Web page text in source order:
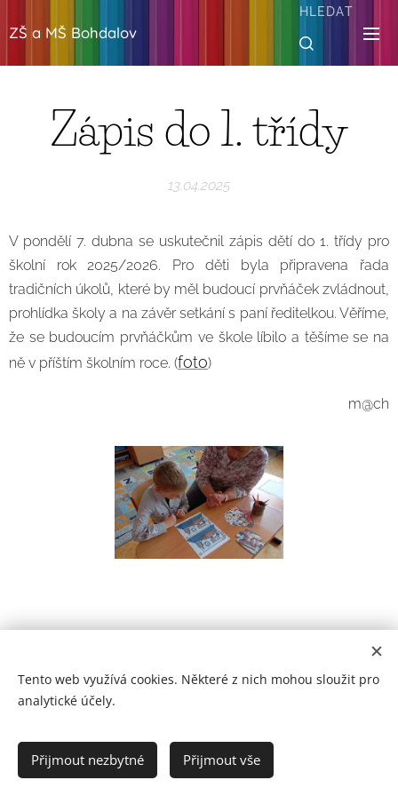
ZŠ a MŠ Bohdalov
HLEDAT
Zápis do 1. třídy
13.04.2025
V pondělí 7. dubna se uskutečnil zápis dětí do 1. třídy pro
školní rok 2025/2026. Pro děti byla připravena řada
tradičních úkolů, které by měl budoucí prvňáček zvládnout,
prohlídka školy a na závěr setkání s paní ředitelkou. Věříme,
že se budoucím prvňáčkům ve škole líbilo a těšíme se na
ně v příštím školním roce. (foto)
m@ch
Cookies
Tento web využívá cookies. Některé z nich mohou sloužit pro
analytické účely.
Přijmout nezbytné Přijmout vše